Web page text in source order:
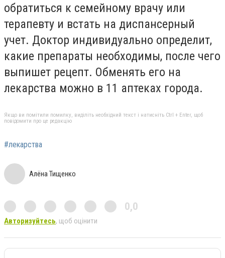
обратиться к семейному врачу или
терапевту и встать на диспансерный
учет. Доктор индивидуально определит,
какие препараты необходимы, после чего
выпишет рецепт. Обменять его на
лекарства можно в 11 аптеках города.
Якщо ви помітили помилку, виділіть необхідний текст і натисніть Ctrl + Enter, щоб
повідомити про це редакцію
#лекарства
Алёна Тищенко
0,0
Авторизуйтесь, щоб оцінити